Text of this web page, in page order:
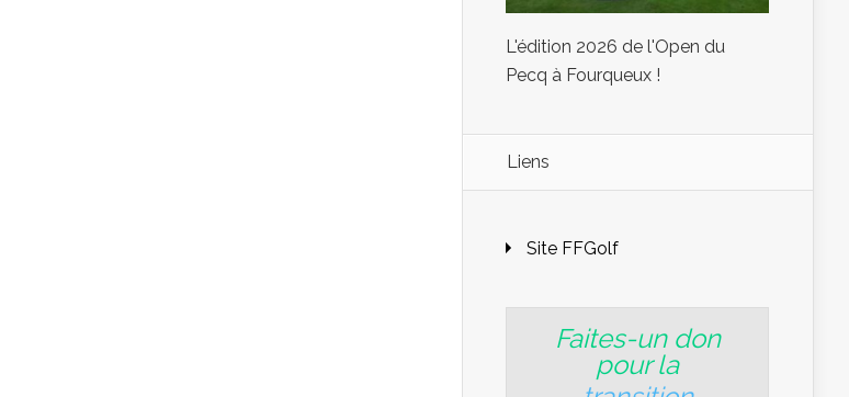
L'édition 2026 de l'Open du
Pecq à Fourqueux !
Liens
Site FFGolf
Faites-un don
pour la